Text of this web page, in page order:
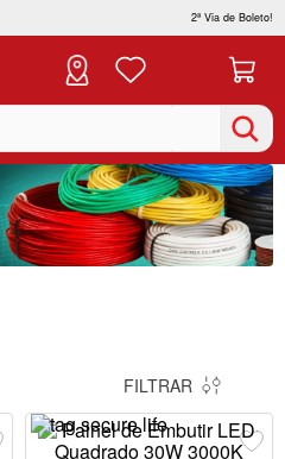
2ª Via de Boleto!
FILTRAR